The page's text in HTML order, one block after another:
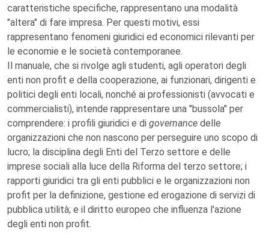
caratteristiche specifiche, rappresentano una modalità
"altera" di fare impresa. Per questi motivi, essi
rappresentano fenomeni giuridici ed economici rilevanti per
le economie e le società contemporanee.
Il manuale, che si rivolge agli studenti, agli operatori degli
enti non profit e della cooperazione, ai funzionari, dirigenti e
politici degli enti locali, nonché ai professionisti (avvocati e
commercialisti), intende rappresentare una "bussola" per
comprendere: i profili giuridici e di governance delle
organizzazioni che non nascono per perseguire uno scopo di
lucro; la disciplina degli Enti del Terzo settore e delle
imprese sociali alla luce della Riforma del terzo settore; i
rapporti giuridici tra gli enti pubblici e le organizzazioni non
profit per la definizione, gestione ed erogazione di servizi di
pubblica utilità; e il diritto europeo che influenza l'azione
degli enti non profit.